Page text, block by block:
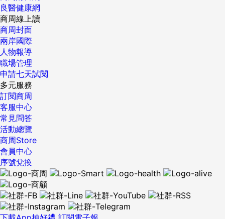
良醫健康網
商周線上讀
商周封面
兩岸國際
人物報導
職場管理
申請七天試閱
多元服務
訂閱商周
客服中心
常見問答
活動總覽
商周Store
會員中心
序號兌換